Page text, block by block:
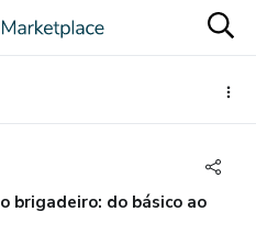
brigadeiro: do básico ao